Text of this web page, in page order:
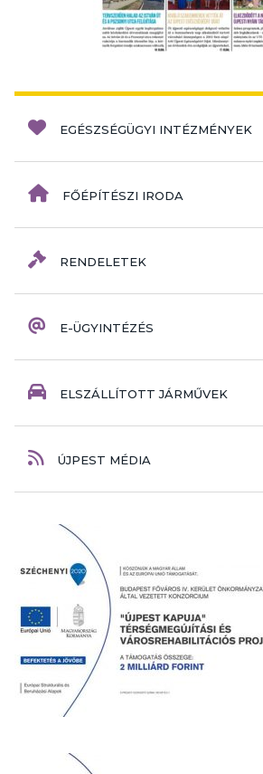
EGÉSZSÉGÜGYI INTÉZMÉNYEK
FŐÉPÍTÉSZI IRODA
RENDELETEK
E-ÜGYINTÉZÉS
ELSZÁLLÍTOTT JÁRMŰVEK
ÚJPEST MÉDIA